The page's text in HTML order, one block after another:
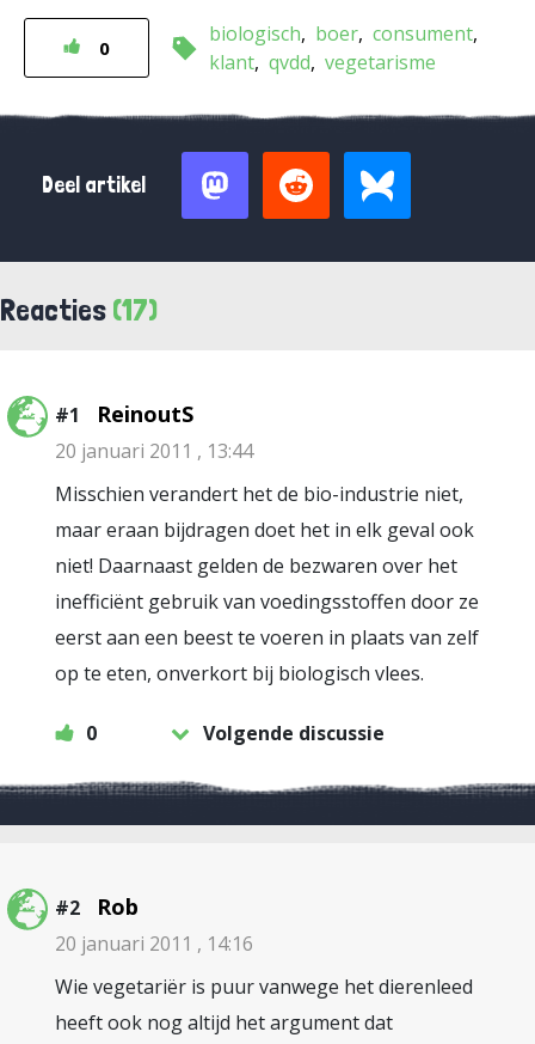
0
biologisch boer consument
klant qvdd vegetarisme
Deel artikel
Reacties (17)
#1 ReinoutS
20 januari 2011 , 13:44
Misschien verandert het de bio-industrie niet,
maar eraan bijdragen doet het in elk geval ook
niet! Daarnaast gelden de bezwaren over het
inefficiënt gebruik van voedingsstoffen door ze
eerst aan een beest te voeren in plaats van zelf
op te eten, onverkort bij biologisch vlees.
0 Volgende discussie
#2 Rob
20 januari 2011 , 14:16
Wie vegetariër is puur vanwege het dierenleed
heeft ook nog altijd het argument dat